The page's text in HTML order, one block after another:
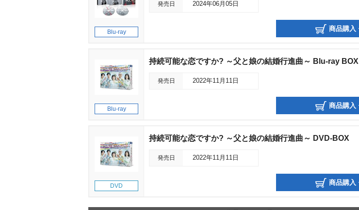
Blu-ray
発売日 2024年06月05日
商品購入
Blu-ray
持続可能な恋ですか? ～父と娘の結婚行進曲～ Blu-ray BOX
発売日 2022年11月11日
商品購入
DVD
持続可能な恋ですか? ～父と娘の結婚行進曲～ DVD-BOX
発売日 2022年11月11日
商品購入